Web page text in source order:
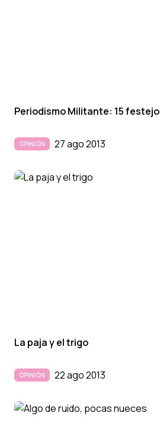
Periodismo Militante: 15
OPINIÓN 27 ago 2013
La paja y el trigo
OPINIÓN 22 ago 2013